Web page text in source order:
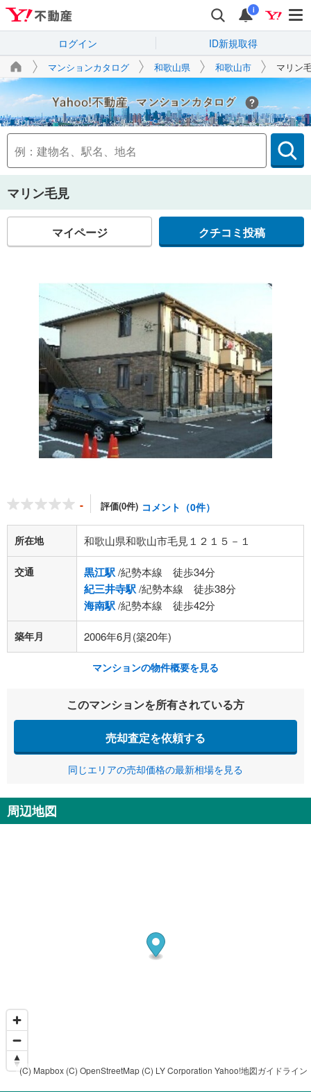
i
ログイン ID新規取得
マンションカタログ 和歌山県 和歌山市 マリン
Yahoo!不動産
マリン毛見
マイページ クチコミ投稿
- 評価(0件) コメント（0件）
所在地 和歌山県和歌山市毛見１２１５－１
交通 黒江駅/紀勢本線 徒歩34分
紀三井寺駅/紀勢本線 徒歩38分
海南駅/紀勢本線 徒歩42分
築年月 2006年6月(築20年)
マンションの物件概要を見る
このマンションを所有されている方
売却査定を依頼する
同じエリアの売却価格の最新相場を見る
周辺地図
(C) Mapbox (C) OpenStreetMap (C) LY Corporation Yahoo!地図ガイドライン